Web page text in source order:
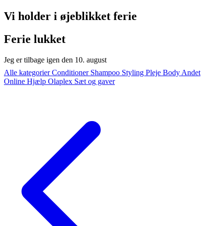
Vi holder i øjeblikket ferie
Ferie lukket
Jeg er tilbage igen den 10. august
Alle kategorierConditioner Shampoo Styling Pleje Body Andet
Online Hjælp Olaplex Sæt og gaver